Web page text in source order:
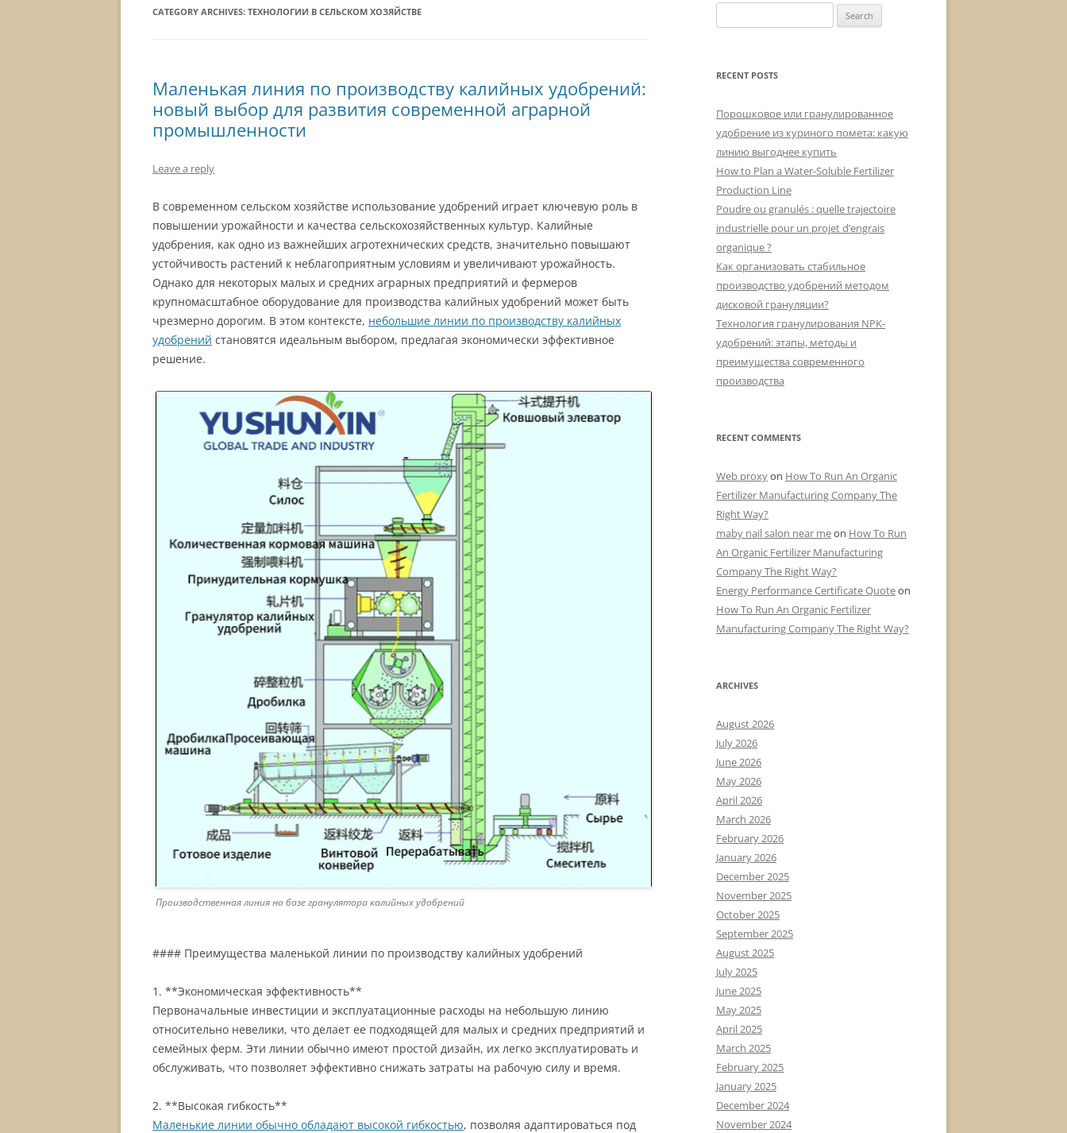
CATEGORY ARCHIVES: ТЕХНОЛОГИИ В СЕЛЬСКОМ ХОЗЯЙСТВЕ
Маленькая линия по производству калийных удобрений:
новый выбор для развития современной аграрной
промышленности
Leave a reply
В современном сельском хозяйстве использование удобрений играет ключевую роль в
повышении урожайности и качества сельскохозяйственных культур. Калийные
удобрения, как одно из важнейших агротехнических средств, значительно повышают
устойчивость растений к неблагоприятным условиям и увеличивают урожайность.
Однако для некоторых малых и средних аграрных предприятий и фермеров
крупномасштабное оборудование для производства калийных удобрений может быть
чрезмерно дорогим. В этом контексте, небольшие линии по производству калийных
удобрений становятся идеальным выбором, предлагая экономически эффективное
решение.
Производственная линия на базе гранулятора калийных удобрений
#### Преимущества маленькой линии по производству калийных удобрений
1. **Экономическая эффективность**
Первоначальные инвестиции и эксплуатационные расходы на небольшую линию
относительно невелики, что делает ее подходящей для малых и средних предприятий и
семейных ферм. Эти линии обычно имеют простой дизайн, их легко эксплуатировать и
обслуживать, что позволяет эффективно снижать затраты на рабочую силу и время.
2. **Высокая гибкость**
Маленькие линии обычно обладают высокой гибкостью, позволяя адаптироваться под
for:
RECENT POSTS
Порошковое или гранулированное
удобрение из куриного помета: какую
линию выгоднее купить
How to Plan a Water-Soluble Fertilizer
Production Line
Poudre ou granulés : quelle trajectoire
industrielle pour un projet d’engrais
organique ?
Как организовать стабильное
производство удобрений методом
дисковой грануляции?
Технология гранулирования NPK-
удобрений: этапы, методы и
преимущества современного
производства
RECENT COMMENTS
Web proxyon How To Run An Organic
Fertilizer Manufacturing Company The
Right Way?
maby nail salon near meon How To Run
An Organic Fertilizer Manufacturing
Company The Right Way?
Energy Performance Certificate Quoteon
How To Run An Organic Fertilizer
Manufacturing Company The Right Way?
ARCHIVES
August 2026
July 2026
June 2026
May 2026
April 2026
March 2026
February 2026
January 2026
December 2025
November 2025
October 2025
September 2025
August 2025
July 2025
June 2025
May 2025
April 2025
March 2025
February 2025
January 2025
December 2024
November 2024